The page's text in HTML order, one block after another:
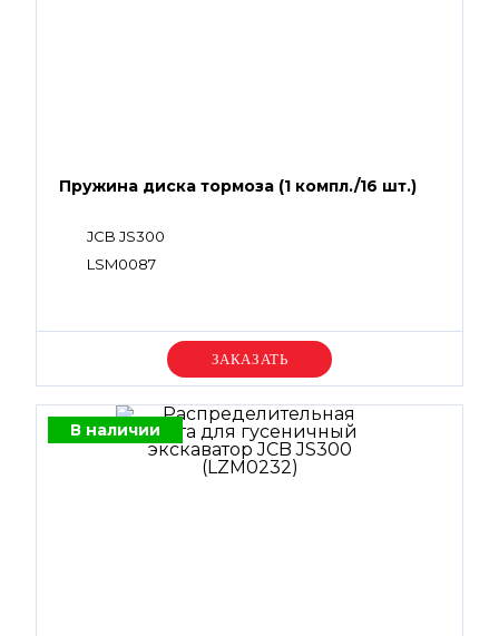
Пружина диска тормоза (1 компл./16 шт.)
JCB JS300
LSM0087
Уточняйте цену
В наличии